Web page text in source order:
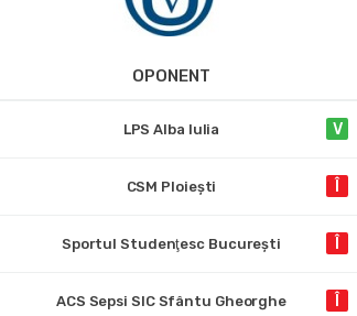
OPONENT
LPS Alba Iulia V
CSM Ploiești
Sportul Studenţesc Bucureşti
ACS Sepsi SIC Sfântu Gheorghe